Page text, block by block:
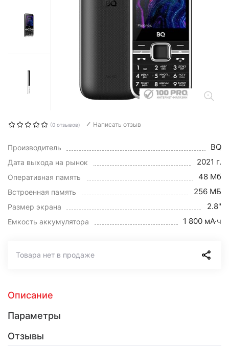
(0 отзывов) Написать отзыв
Производитель BQ
Дата выхода на рынок 2021 г.
Оперативная память 48 Мб
Встроенная память 256 МБ
Размер экрана 2.8"
Емкость аккумулятора 1 800 мА·ч
Товара нет в продаже
Описание
Параметры
Отзывы